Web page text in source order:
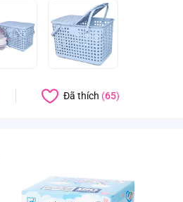
Đã thích (65)